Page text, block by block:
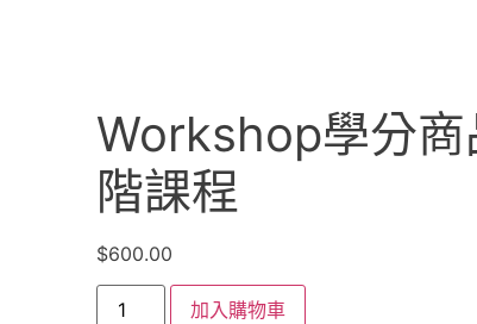
Workshop學分商
階課程
$600.00
加入購物車